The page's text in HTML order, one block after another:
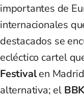
importantes de
internacionales
destacados se
ecléctico cartel
Festivalen
alternativa; el